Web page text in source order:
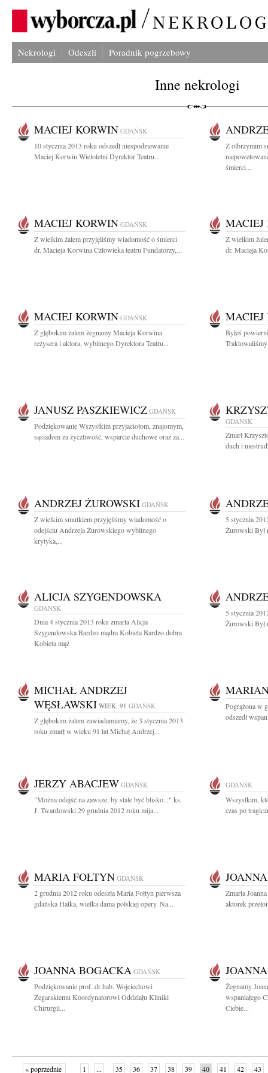
Nekrologi Odeszli Poradnik pogrzebowy
Inne nekrologi
MACIEJ KORWIN GDAŃSK
10 stycznia 2013 roku odszedł niespodziewanie
Maciej Korwin Wieloletni Dyrektor Teatru...
Z olbrzymim
śmierci...
MACIEJ KORWIN GDAŃSK
Z wielkim żalem przyjęliśmy wiadomość o śmierci
dr. Macieja Korwina Człowieka teatru Fundatorzy,...
MACIEJ
Z wielkim
dr. Macieja
MACIEJ KORWIN GDAŃSK
Z głębokim żalem żegnamy Macieja Korwina
reżysera i aktora, wybitnego Dyrektora Teatru...
MACIEJ
Byłeś
JANUSZ PASZKIEWICZ GDAŃSK
Podziękowanie Wszystkim przyjaciołom, znajomym,
sąsiadom za życzliwość, wsparcie duchowe oraz za...
GDAŃSK
Zmarł
duch i
ANDRZEJ ŻUROWSKI GDAŃSK
Z wielkim smutkiem przyjęliśmy wiadomość o
odejściu Andrzeja Żurowskiego wybitnego
krytyka,...
5 stycznia
Żurowski Był
ALICJA SZYGENDOWSKA
GDAŃSK
Dnia 4 stycznia 2013 roku zmarła Alicja
Szygendowska Bardzo mądra Kobieta Bardzo dobra
Kobieta mąż
5 stycznia
Żurowski Był
MICHAŁ ANDRZEJ
WĘSŁAWSKI WIEK: 91 GDAŃSK
Z głębokim żalem zawiadamiamy, że 3 stycznia 2013
roku zmarł w wieku 91 lat Michał Andrzej...
Pogrążona w
odszedł
JERZY ABACJEW GDAŃSK
"Można odejść na zawsze, by stale być blisko..." ks.
J. Twardowski 29 grudnia 2012 roku mija...
GDAŃSK
Wszystkim,
czas po
MARIA FOŁTYN GDAŃSK
2 grudnia 2012 roku odeszła Maria Fołtyn pierwsza
gdańska Halka, wielka dama polskiej opery. Na...
Zmarła
aktorek
JOANNA BOGACKA GDAŃSK
Podziękowanie prof. dr hab. Wojciechowi
Zegarskiemu Koordynatorowi Oddziału Kliniki
Chirurgii...
Żegnamy
wspaniałego
Ciebie...
« poprzednie 1 ... 35 36 37 38 39 40 41 42 43